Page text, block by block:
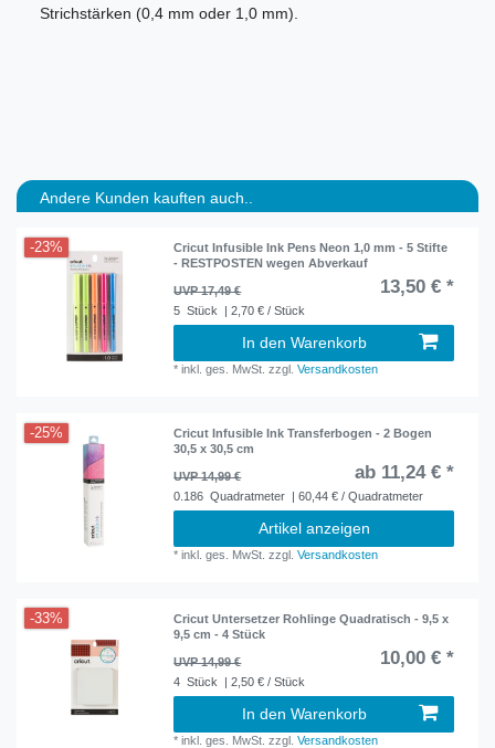
Strichstärken (0,4 mm oder 1,0 mm).
Andere Kunden kauften auch..
-23%
Cricut Infusible Ink Pens Neon 1,0 mm - 5 Stifte
- RESTPOSTEN wegen Abverkauf
UVP 17,49 € 13,50 € *
5 Stück | 2,70 € / Stück
In den Warenkorb
*inkl. ges. MwSt. zzgl.Versandkosten
-25%
Cricut Infusible Ink Transferbogen - 2 Bogen
30,5 x 30,5 cm
UVP 14,99 € ab 11,24 € *
0.186 Quadratmeter | 60,44 € / Quadratmeter
Artikel anzeigen
*inkl. ges. MwSt. zzgl.Versandkosten
-33%
Cricut Untersetzer Rohlinge Quadratisch - 9,5 x
9,5 cm - 4 Stück
UVP 14,99 € 10,00 € *
4 Stück | 2,50 € / Stück
In den Warenkorb
*inkl. ges. MwSt. zzgl.Versandkosten